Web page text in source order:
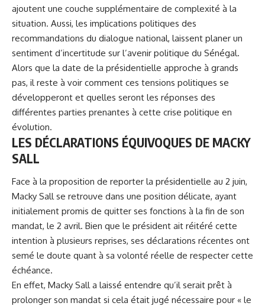
ajoutent une couche supplémentaire de complexité à la
situation. Aussi, les implications politiques des
recommandations du dialogue national, laissent planer un
sentiment d’incertitude sur l’avenir politique du Sénégal.
Alors que la date de la présidentielle approche à grands
pas, il reste à voir comment ces tensions politiques se
développeront et quelles seront les réponses des
différentes parties prenantes à cette crise politique en
évolution.
LES DÉCLARATIONS ÉQUIVOQUES DE MACKY
SALL
Face à la proposition de reporter la présidentielle au 2 juin,
Macky Sallse retrouve dans une position délicate, ayant
initialement promis de quitter ses fonctions à la fin de son
mandat, le 2 avril. Bien que le président ait réitéré cette
intention à plusieurs reprises, ses déclarations récentes ont
semé le doute quant à sa volonté réelle de respecter cette
échéance.
En effet, Macky Sall a laissé entendre qu’il serait prêt à
prolonger son mandat si cela était jugé nécessaire pour « le